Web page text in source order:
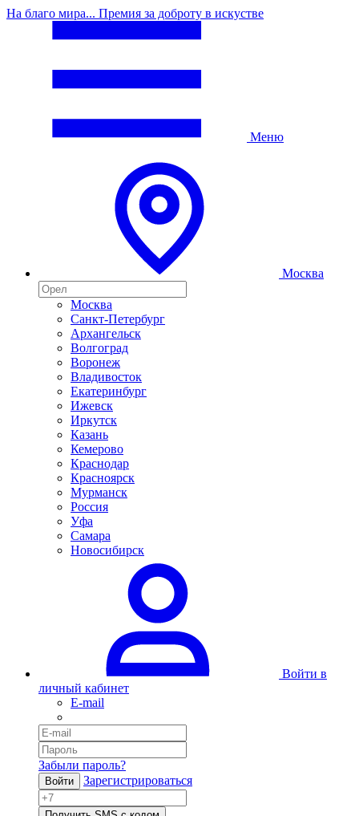
На благо мира... Премия за доброту в искустве
Меню
Москва
Москва
Санкт-Петербург
Архангельск
Волгоград
Воронеж
Владивосток
Екатеринбург
Ижевск
Иркутск
Казань
Кемерово
Краснодар
Красноярск
Мурманск
Россия
Уфа
Самара
Новосибирск
Войти в
личный кабинет
E-mail
Забыли пароль?
Войти Зарегистрироваться